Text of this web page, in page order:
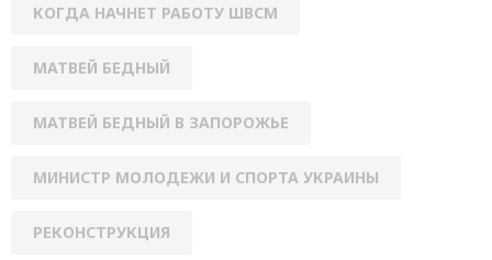
КОГДА НАЧНЕТ РАБОТУ ШВСМ
МАТВЕЙ БЕДНЫЙ
МАТВЕЙ БЕДНЫЙ В ЗАПОРОЖЬЕ
МИНИСТР МОЛОДЕЖИ И СПОРТА УКРАИНЫ
РЕКОНСТРУКЦИЯ